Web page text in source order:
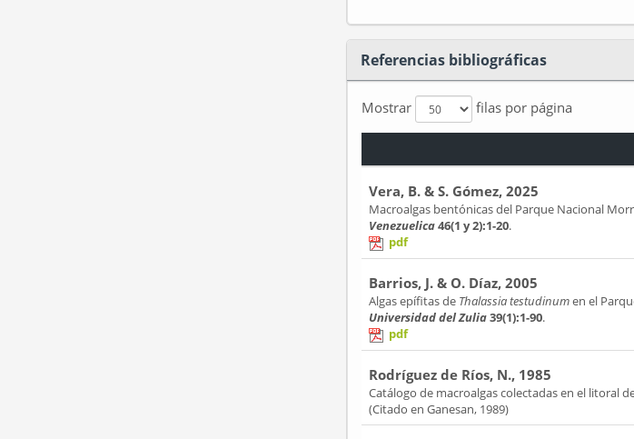
Referencias bibliográficas
Mostrar filas por página
Vera, B. & S. Gómez, 2025
Macroalgas bentónicas del Parque Nacional
Venezuelica46(1 y 2):1-20.
pdf
Barrios, J. & O. Díaz, 2005
Algas epífitas de Thalassia testudinumen el
Universidad del Zulia39(1):1-90.
pdf
Rodríguez de Ríos, N., 1985
Catálogo de macroalgas colectadas en el litoral
(Citado en Ganesan, 1989)